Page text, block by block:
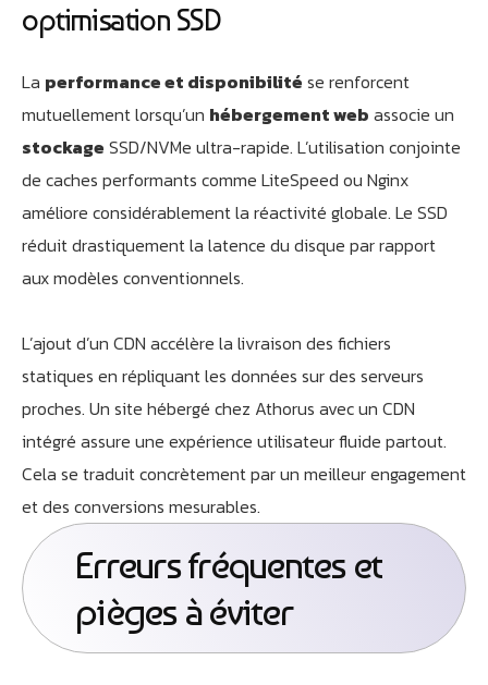
optimisation SSD
La performance et disponibilité se renforcent
mutuellement lorsqu’un hébergement web associe un
stockage SSD/NVMe ultra-rapide. L’utilisation conjointe
de caches performants comme LiteSpeed ou Nginx
améliore considérablement la réactivité globale. Le SSD
réduit drastiquement la latence du disque par rapport
aux modèles conventionnels.
L’ajout d’un CDN accélère la livraison des fichiers
statiques en répliquant les données sur des serveurs
proches. Un site hébergé chez Athorus avec un CDN
intégré assure une expérience utilisateur fluide partout.
Cela se traduit concrètement par un meilleur engagement
et des conversions mesurables.
Erreurs fréquentes et
pièges à éviter